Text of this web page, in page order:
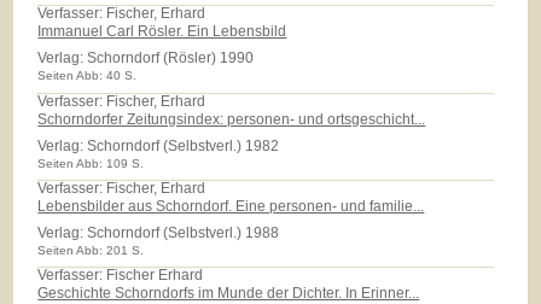
Verfasser: Fischer, Erhard
Immanuel Carl Rösler. Ein Lebensbild
Verlag:Schorndorf (Rösler) 1990
Seiten Abb: 40 S.
Verfasser: Fischer, Erhard
Schorndorfer Zeitungsindex: personen- und ortsgeschicht...
Verlag:Schorndorf (Selbstverl.) 1982
Seiten Abb: 109 S.
Verfasser: Fischer, Erhard
Lebensbilder aus Schorndorf. Eine personen- und familie...
Verlag:Schorndorf (Selbstverl.) 1988
Seiten Abb: 201 S.
Verfasser: Fischer Erhard
Geschichte Schorndorfs im Munde der Dichter. In Erinner...